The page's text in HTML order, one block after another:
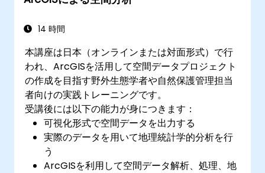
14 時間
本講座は日本（オンラインまたは対面形式）で行
われ、ArcGISを活用して空間データプロジェクト
の作成を目指す野外生態学者や自然保護管理担当
者向けの実践トレーニングです。
受講後には以下の能力が身につきます：
可視化形式で空間データを出力する
実際のデータを用いて地理統計学的分析を行
う
ArcGISを利用して空間データ解析、処理、地